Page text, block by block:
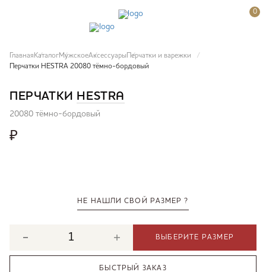
0
Главная КаталогМужскоеАксессуары Перчатки и варежки
Перчатки HESTRA 20080 тёмно-бордовый
ПЕРЧАТКИ HESTRA
20080 тёмно-бордовый
₽
НЕ НАШЛИ СВОЙ РАЗМЕР ?
ВЫБЕРИТЕ РАЗМЕР
БЫСТРЫЙ ЗАКАЗ